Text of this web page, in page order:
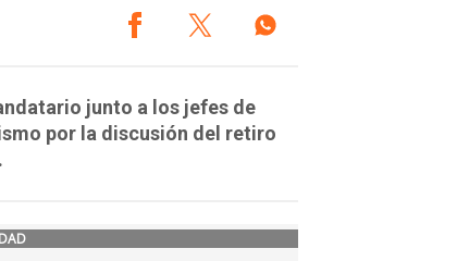
junto a los jefes de
por la discusión del retiro